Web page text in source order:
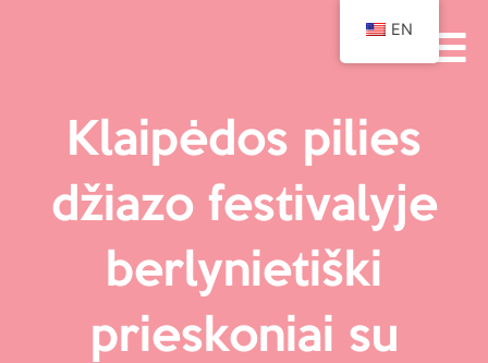
Klaipėdos pilies
džiazo festivalyje
berlynietiški
prieskoniai su
EN